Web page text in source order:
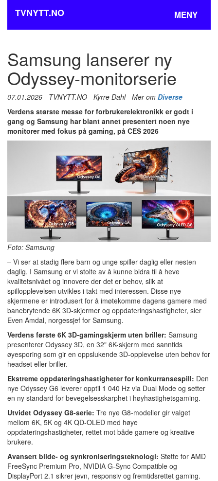
MENY
TVNYTT.NO
Samsung lanserer ny
Odyssey-monitorserie
07.01.2026 - TVNYTT.NO - Kyrre Dahl - Mer om Diverse
Verdens største messe for forbrukerelektronikk er godt i
gang og Samsung har blant annet presentert noen nye
monitorer med fokus på gaming, på CES 2026
Foto: Samsung
– Vi ser at stadig flere barn og unge spiller daglig eller nesten
daglig. I Samsung er vi stolte av å kunne bidra til å heve
kvalitetsnivået og innovere der det er behov, slik at
spillopplevelsen utvikles i takt med interessen. Disse nye
skjermene er introdusert for å imøtekomme dagens gamere med
banebrytende 6K 3D-skjermer og oppdateringshastigheter, sier
Even Amdal, norgessjef for Samsung.
Verdens første 6K 3D-gamingskjerm uten briller: Samsung
presenterer Odyssey 3D, en 32" 6K-skjerm med sanntids
øyesporing som gir en oppslukende 3D-opplevelse uten behov for
headset eller briller.
Ekstreme oppdateringshastigheter for konkurransespill: Den
nye Odyssey G6 leverer opptil 1 040 Hz via Dual Mode og setter
en ny standard for bevegelsesskarphet i høyhastighetsgaming.
Utvidet Odyssey G8-serie: Tre nye G8-modeller gir valget
mellom 6K, 5K og 4K QD-OLED med høye
oppdateringshastigheter, rettet mot både gamere og kreative
brukere.
Avansert bilde- og synkroniseringsteknologi: Støtte for AMD
FreeSync Premium Pro, NVIDIA G-Sync Compatible og
DisplayPort 2.1 sikrer jevn, responsiv og fremtidsrettet gaming.